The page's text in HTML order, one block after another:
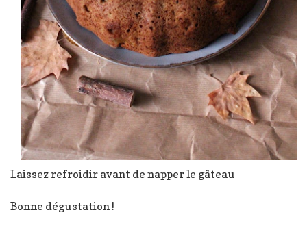
Laissez refroidir avant de napper le gâteau
Bonne dégustation !